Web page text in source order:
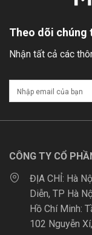
Theo dõi chúng
Nhận tất cả các
CÔNG TY CỔ
ĐỊA CHỈ: Hà
Diễn, TP Hà
Hồ Chí Minh:
102 Nguyễn